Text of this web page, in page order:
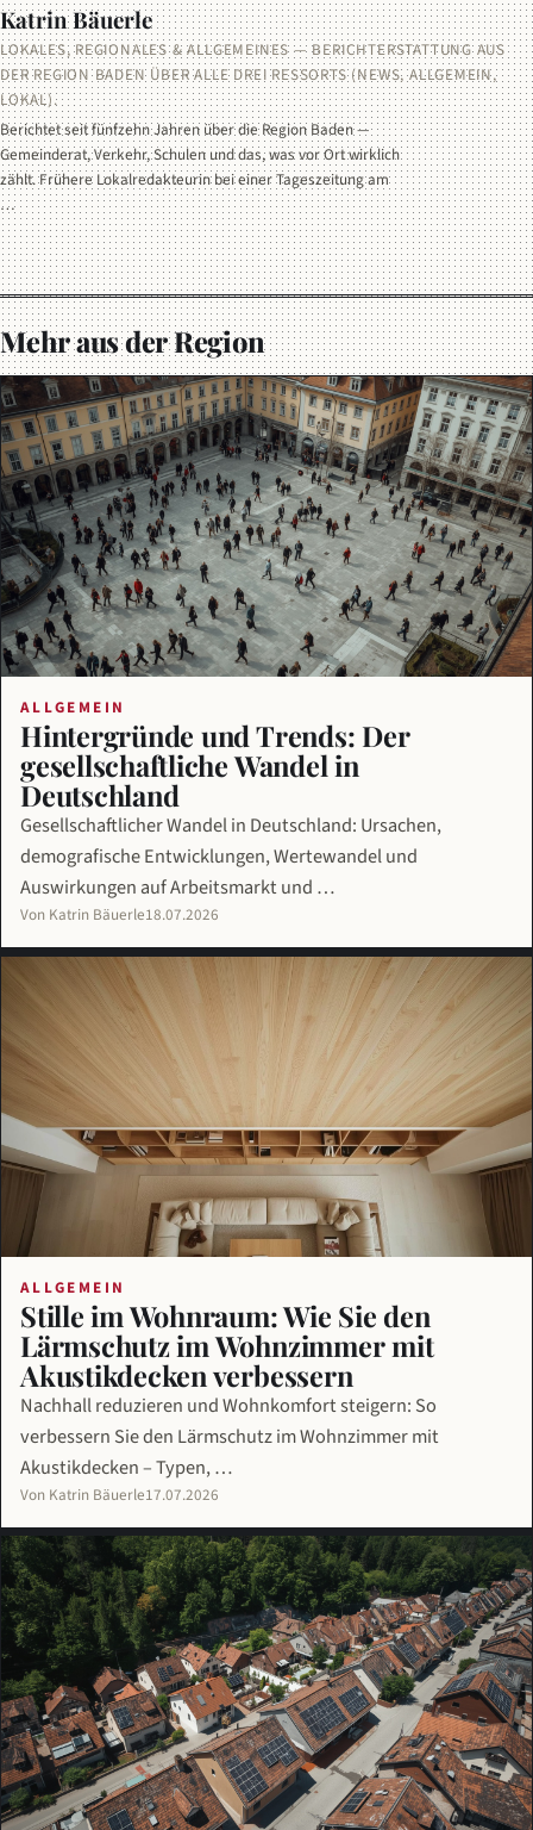
Katrin Bäuerle
LOKALES, REGIONALES & ALLGEMEINES — BERICHTERSTATTUNG AUS
DER REGION BADEN ÜBER ALLE DREI RESSORTS (NEWS, ALLGEMEIN,
LOKAL).
Berichtet seit fünfzehn Jahren über die Region Baden —
Gemeinderat, Verkehr, Schulen und das, was vor Ort wirklich
zählt. Frühere Lokalredakteurin bei einer Tageszeitung am
…
Mehr aus der Region
ALLGEMEIN
Hintergründe und Trends: Der
gesellschaftliche Wandel in
Deutschland
Gesellschaftlicher Wandel in Deutschland: Ursachen,
demografische Entwicklungen, Wertewandel und
Auswirkungen auf Arbeitsmarkt und …
Von Katrin Bäuerle18.07.2026
ALLGEMEIN
Stille im Wohnraum: Wie Sie den
Lärmschutz im Wohnzimmer mit
Akustikdecken verbessern
Nachhall reduzieren und Wohnkomfort steigern: So
verbessern Sie den Lärmschutz im Wohnzimmer mit
Akustikdecken – Typen, …
Von Katrin Bäuerle17.07.2026